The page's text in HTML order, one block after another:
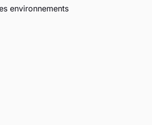
environnements